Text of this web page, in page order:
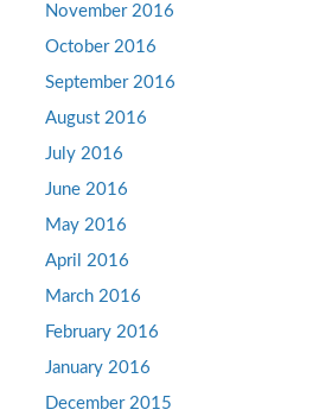
November 2016
October 2016
September 2016
August 2016
July 2016
June 2016
May 2016
April 2016
March 2016
February 2016
January 2016
December 2015